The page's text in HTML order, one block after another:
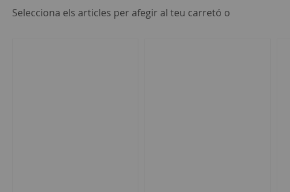
Selecciona els articles per afegir al teu carretó o